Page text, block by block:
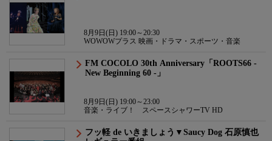
8月9日(日) 19:00～20:30
WOWOWプラス 映画・ドラマ・スポーツ・音楽
FM COCOLO 30th Anniversary「ROOTS66 -
New Beginning 60 -」
8月9日(日) 19:00～23:00
音楽・ライブ！ スペースシャワーTV HD
フッ軽 de いきましょう▼Saucy Dog 石原慎也